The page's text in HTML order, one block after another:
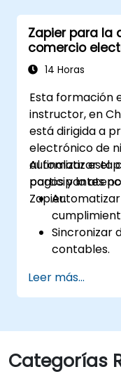
Gestionar y
Zapier para la
comercio
14 Horas
Esta formación
instructor, en
está dirigida a
electrónico de
automatizar el
pagos y la
Zapier.
Al finalizar esta
participantes
Sincronizar
contables.
Optimizar
Leer más...
Categorías